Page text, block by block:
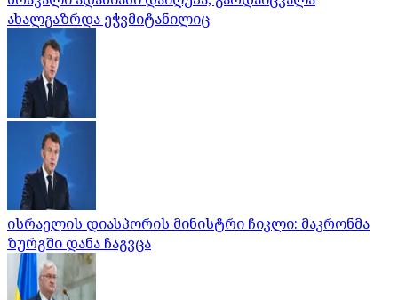
ახალგაზრდა ეჭვმიტანილიც
ისრაელის დიასპორის მინისტრი ჩიკლი: მაკრონმა
ზურგში დანა ჩაგვცა